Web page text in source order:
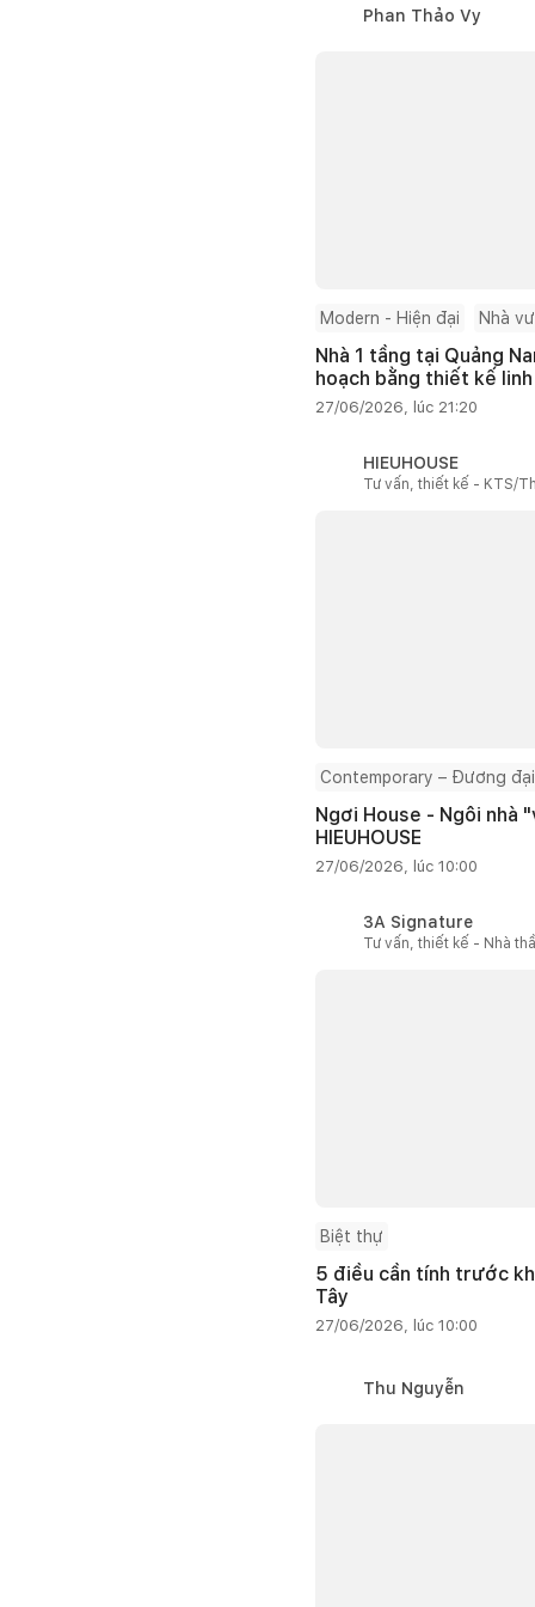
Phan Thảo Vy
Modern - Hiện đại Nhà
Nhà 1 tầng tại Quảng
hoạch bằng thiết kế
27/06/2026, lúc 21:20
HIEUHOUSE
Tư vấn, thiết kế - KTS/
Contemporary – Đương đại
Ngơi House - Ngôi
HIEUHOUSE
27/06/2026, lúc 10:00
3A Signature
Tư vấn, thiết kế - Nhà
Biệt thự
5 điều cần tính trước
Tây
27/06/2026, lúc 10:00
Thu Nguyễn